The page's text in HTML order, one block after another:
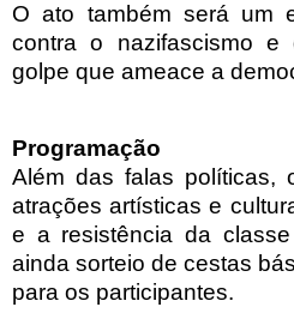
O ato também será um
contra o nazifascismo e
golpe que ameace a
Programação
Além das falas políticas,
atrações artísticas e
e a resistência da classe
ainda sorteio de cestas
para os participantes.